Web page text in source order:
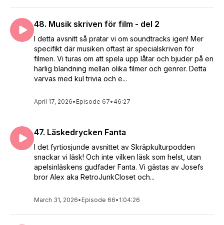
48. Musik skriven för film - del 2
I detta avsnitt så pratar vi om soundtracks igen! Mer
specifikt där musiken oftast är specialskriven för
filmen. Vi turas om att spela upp låtar och bjuder på en
härlig blandning mellan olika filmer och genrer. Detta
varvas med kul trivia och e...
April 17, 2026• Episode 67• 46:27
47. Läskedrycken Fanta
I det fyrtiosjunde avsnittet av Skräpkulturpodden
snackar vi läsk! Och inte vilken läsk som helst, utan
apelsinläskens gudfader Fanta. Vi gästas av Josefs
bror Alex aka RetroJunkCloset och...
March 31, 2026• Episode 66• 1:04:26